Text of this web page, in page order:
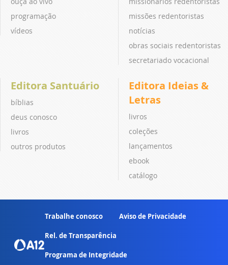
programação
vídeos
missões redentoristas
notícias
obras sociais redentoristas
secretariado vocacional
Editora Santuário
bíblias
deus conosco
livros
outros produtos
Editora Ideias &
Letras
livros
coleções
lançamentos
ebook
catálogo
Trabalhe conosco Aviso de Privacidade
Rel. de Transparência
Programa de Integridade